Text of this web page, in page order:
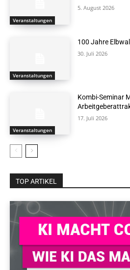
Veranstaltungen
5. August 2026
Veranstaltungen
100 Jahre
30. Juli 2026
Veranstaltungen
Kombi-Seminar
17. Juli 2026
TOP ARTIKEL